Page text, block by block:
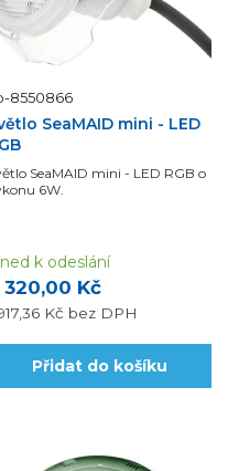
8550866
SeaMAID mini - LED
SeaMAID mini - LED RGB o
6W.
320,00 Kč
Kč bez DPH
k odeslání
Přidat do košíku